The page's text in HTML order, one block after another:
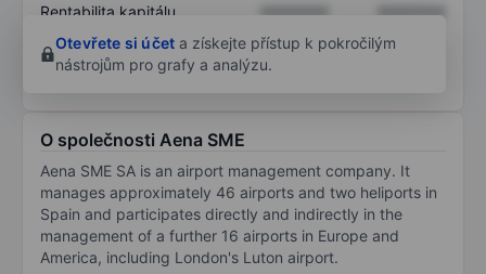
Rentabilita kapitálu XXXXXXX
XXXXXXX
Otevřete si účet a získejte přístup k pokročilým
nástrojům pro grafy a analýzu.
O společnosti Aena SME
Aena SME SA is an airport management company. It
manages approximately 46 airports and two heliports in
Spain and participates directly and indirectly in the
management of a further 16 airports in Europe and
America, including London's Luton airport.